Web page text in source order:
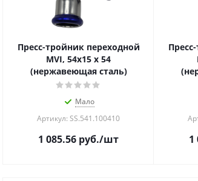
Пресс-тройник переходной
MVI, 54x15 x 54
(нержавеющая сталь)
Мало
Артикул: SS.541.100410
1 085.56 руб./шт 1